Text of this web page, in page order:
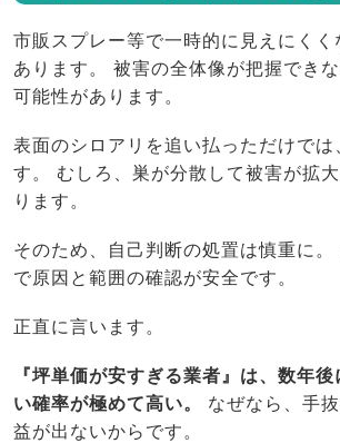
市販スプレー等で一時的に見えにくく
あります。 被害の全体像が把握でき
可能性があります。
表面のシロアリを追い払っただけでは
す。 むしろ、巣が分散して被害が拡
ります。
そのため、自己判断の処置は慎重に。
で原因と範囲の確認が安全です。
正直に言います。
『坪単価が安すぎる業者』は、数年
い確率が極めて高い。
なぜなら、手
益が出ないからです。